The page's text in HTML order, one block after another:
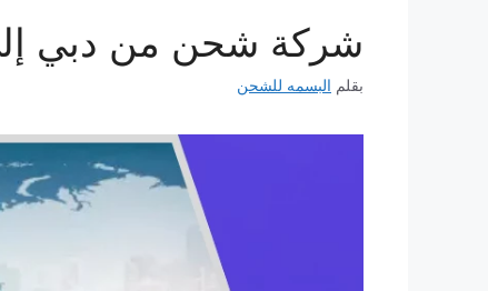
شركة شحن من دبي إلى
بقلم البسمه للشحن